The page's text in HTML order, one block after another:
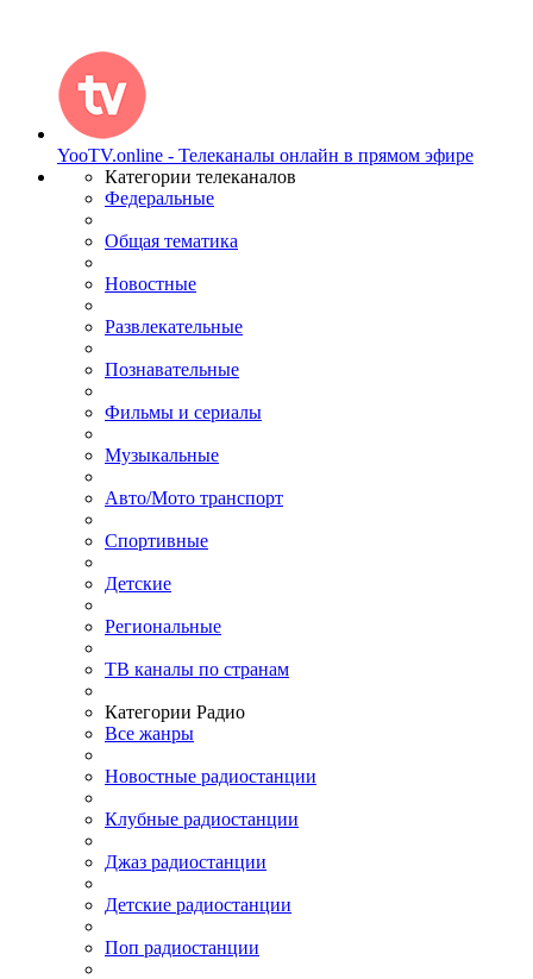
YooTV.online - Телеканалы онлайн в прямом эфире
Категории телеканалов
Федеральные
Общая тематика
Новостные
Развлекательные
Познавательные
Фильмы и сериалы
Музыкальные
Авто/Мото транспорт
Спортивные
Детские
Региональные
ТВ каналы по странам
Категории Радио
Все жанры
Новостные радиостанции
Клубные радиостанции
Джаз радиостанции
Детские радиостанции
Поп радиостанции